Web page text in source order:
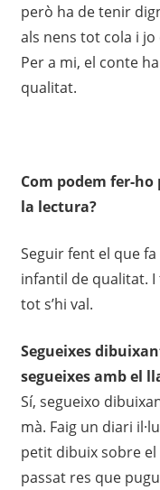
però ha de tenir
als nens tot cola i
Per a mi, el conte
qualitat.
Com podem fer-ho
la lectura?
Seguir fent el que
infantil de qualitat.
tot s’hi val.
Segueixes
segueixes amb el
Sí, segueixo
mà. Faig un diari
petit dibuix sobre el
passat res que